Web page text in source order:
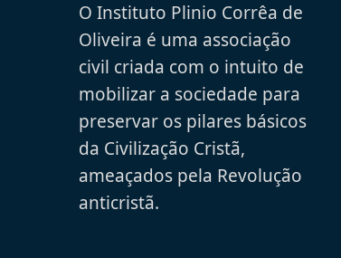
O Instituto Plinio Corrêa de
Oliveira é uma associação
civil criada com o intuito de
mobilizar a sociedade para
preservar os pilares básicos
da Civilização Cristã,
ameaçados pela Revolução
anticristã.